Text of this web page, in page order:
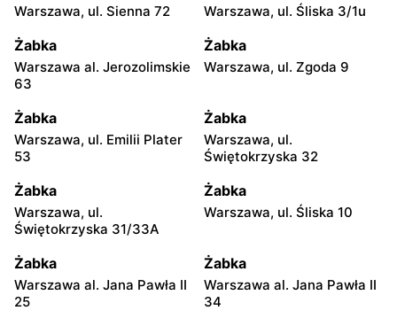
Warszawa, ul. Sienna 72 Warszawa, ul. Śliska 3/1u
Żabka
Warszawa al. Jerozolimskie
63
Żabka
Warszawa, ul. Zgoda 9
Żabka
Warszawa, ul. Emilii Plater
53
Żabka
Warszawa, ul.
Świętokrzyska 32
Żabka
Warszawa, ul.
Świętokrzyska 31/33A
Żabka
Warszawa, ul. Śliska 10
Żabka
Warszawa al. Jana Pawła II
25
Żabka
Warszawa al. Jana Pawła II
34